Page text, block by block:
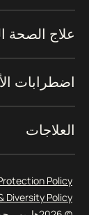
علاج الصحة
اضطرابات
العلاجات
Policy
Diversity Policy